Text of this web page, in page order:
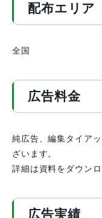
配布エリア
全国
広告料金
純広告、編集タイア
ざいます。
詳細は資料をダウン
広告実績